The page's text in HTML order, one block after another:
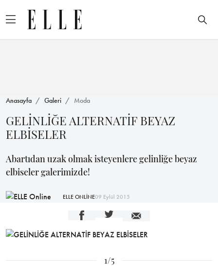
Anasayfa Galeri Moda
GELİNLİĞE ALTERNATİF BEYAZ
ELBİSELER
Abartıdan uzak olmak isteyenlere gelinliğe beyaz
elbiseler galerimizde!
ELLE ONLİNE09 Eylül 2015
1/5